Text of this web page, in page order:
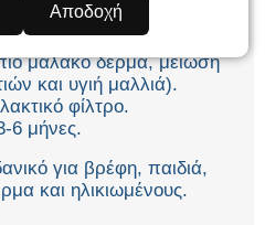
την οσμή του νερού.
αντιδράσεις με
μαλακό δέρμα, μείωση
και υγιή μαλλιά).
φίλτρο.
6 μήνες.
για βρέφη, παιδιά,
και ηλικιωμένους.
Αποδοχή